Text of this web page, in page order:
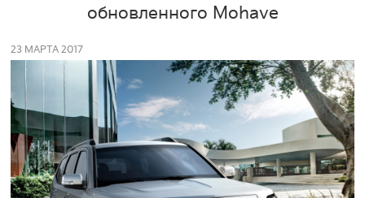
обновленного Mohave
23 МАРТА 2017